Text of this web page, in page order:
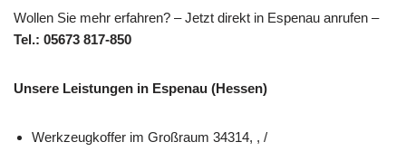
Wollen Sie mehr erfahren? – Jetzt direkt in Espenau anrufen –
Tel.: 05673 817-850
Unsere Leistungen in Espenau (Hessen)
Werkzeugkoffer im Großraum 34314, , /